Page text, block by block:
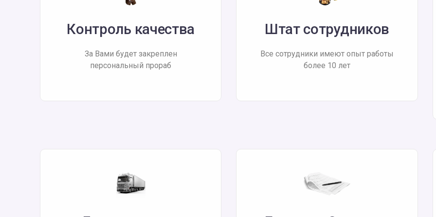
Контроль качества
За Вами будет закреплен
персональный прораб
Штат сотрудников
Все сотрудники имеют опыт работы
более 10 лет